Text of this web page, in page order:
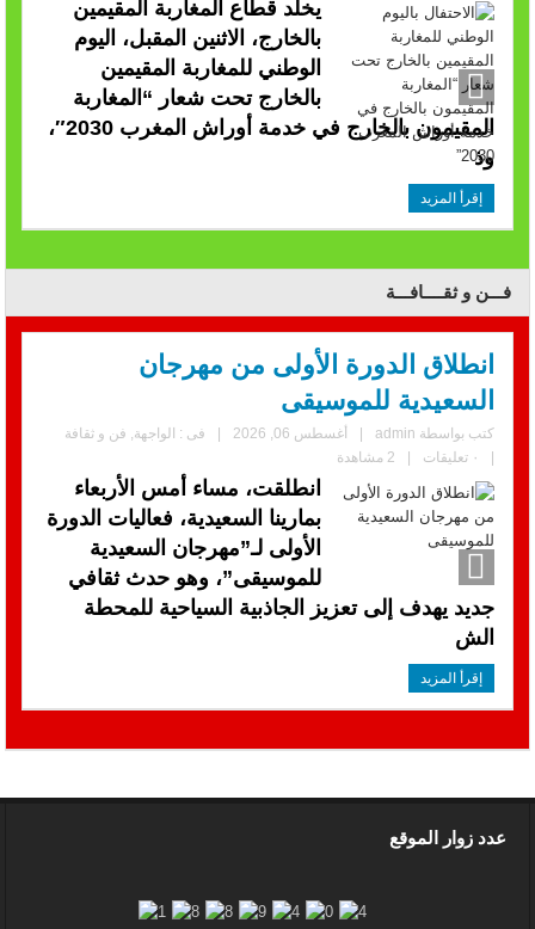
يخلد قطاع المغاربة المقيمين
بالخارج، الاثنين المقبل، اليوم
الوطني للمغاربة المقيمين
بالخارج تحت شعار “المغاربة
المقيمون بالخارج في خدمة أوراش المغرب 2030″،
وذ
إقرأ المزيد
فـــن و ثقــــافـــة
انطلاق الدورة الأولى من مهرجان
السعيدية للموسيقى
كتب بواسطة admin
| أغسطس 06, 2026 | فى : الواجهة فن و ثقافة
|
٠ تعليقات | 2 مشاهدة
انطلقت، مساء أمس الأربعاء
بمارينا السعيدية، فعاليات الدورة
الأولى لـ”مهرجان السعيدية
للموسيقى”، وهو حدث ثقافي
جديد يهدف إلى تعزيز الجاذبية السياحية للمحطة
الش
إقرأ المزيد
عدد زوار الموقع